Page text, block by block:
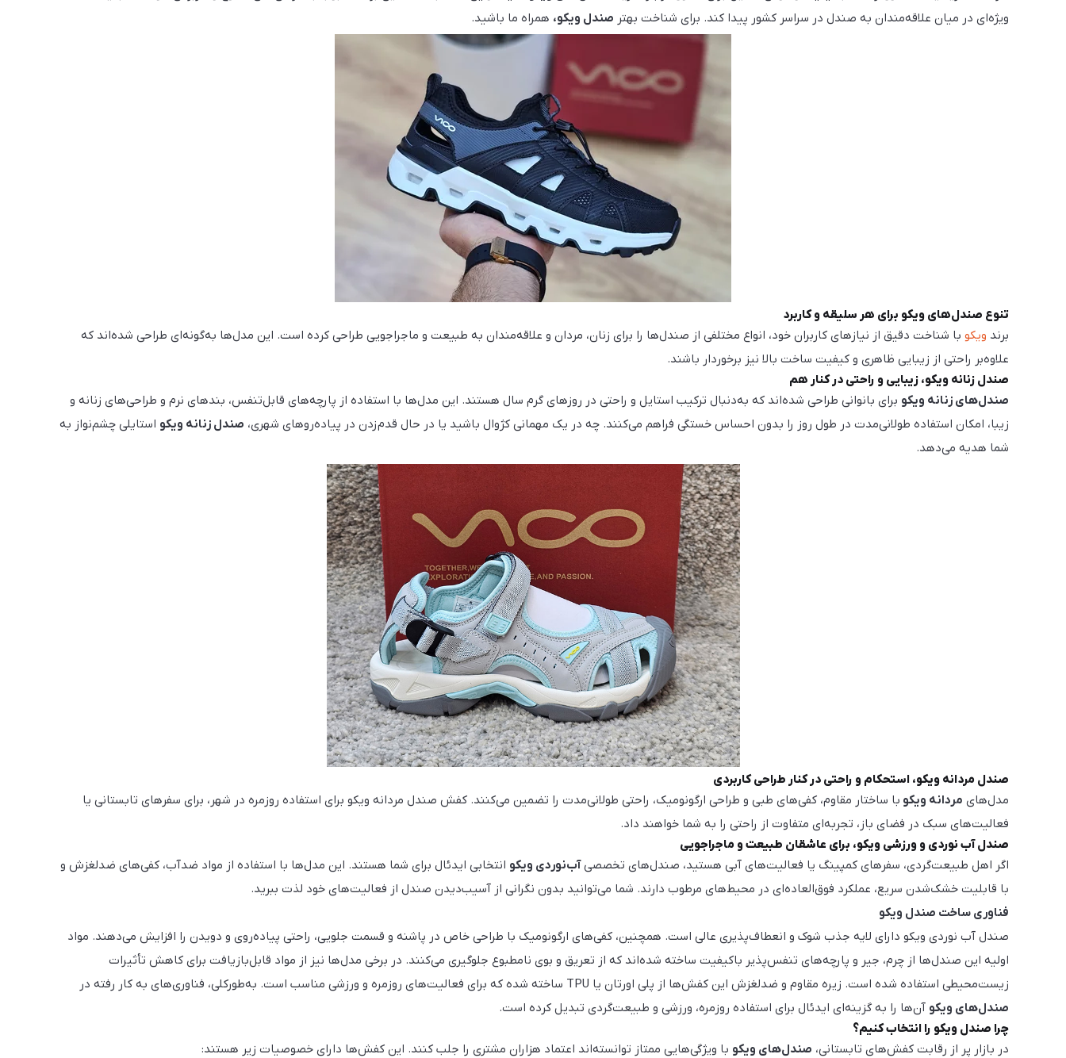
ویژه‌ای در میان علاقه‌مندان به صندل در سراسر کشور پیدا کند. برای شناخت بهتر صندل ویکو، همراه ما باشید.
تنوع صندل‌های ویکو برای هر سلیقه و کاربرد
برند ویکو با شناخت دقیق از نیازهای کاربران خود، انواع مختلفی از صندل‌ها را برای زنان، مردان و علاقه‌مندان به طبیعت و ماجراجویی طراحی کرده است. این مدل‌ها به‌گونه‌ای طراحی شده‌اند که
علاوه‌بر راحتی از زیبایی ظاهری و کیفیت ساخت بالا نیز برخوردار باشند.
صندل زنانه ویکو، زیبایی و راحتی در کنار هم
صندل‌های زنانه ویکو برای بانوانی طراحی شده‌اند که به‌دنبال ترکیب استایل و راحتی در روزهای گرم سال هستند. این مدل‌ها با استفاده از پارچه‌های قابل‌تنفس، بندهای نرم و طراحی‌های زنانه و
زیبا، امکان استفاده طولانی‌مدت در طول روز را بدون احساس خستگی فراهم می‌کنند. چه در یک مهمانی کژوال باشید یا در حال قدم‌زدن در پیاده‌روهای شهری، صندل زنانه ویکو استایلی چشم‌نواز به
شما هدیه می‌دهد.
صندل مردانه ویکو، استحکام و راحتی در کنار طراحی کاربردی
مدل‌های مردانه ویکو با ساختار مقاوم، کفی‌های طبی و طراحی ارگونومیک، راحتی طولانی‌مدت را تضمین می‌کنند. کفش صندل مردانه ویکو برای استفاده روزمره در شهر، برای سفرهای تابستانی یا
فعالیت‌های سبک در فضای باز، تجربه‌ای متفاوت از راحتی را به شما خواهند داد.
صندل آب نوردی و ورزشی ویکو، برای عاشقان طبیعت و ماجراجویی
اگر اهل طبیعت‌گردی، سفرهای کمپینگ یا فعالیت‌های آبی هستید، صندل‌های تخصصیآب‌نوردی ویکو انتخابی ایدئال برای شما هستند. این مدل‌ها با استفاده از مواد ضدآب، کفی‌های ضدلغزش و
با قابلیت خشک‌شدن سریع، عملکرد فوق‌العاده‌ای در محیط‌های مرطوب دارند. شما می‌توانید بدون نگرانی از آسیب‌دیدن صندل از فعالیت‌های خود لذت ببرید.
فناوری ساخت صندل ویکو
صندل آب نوردی ویکو دارای لایه جذب شوک و انعطاف‌پذیری عالی است. همچنین، کفی‌های ارگونومیک با طراحی خاص در پاشنه و قسمت جلویی، راحتی پیاده‌روی و دویدن را افزایش می‌دهند. مواد
اولیه این صندل‌ها از چرم، جیر و پارچه‌های تنفس‌پذیر باکیفیت ساخته شده‌اند که از تعریق و بوی نامطبوع جلوگیری می‌کنند. در برخی مدل‌ها نیز از مواد قابل‌بازیافت برای کاهش تأثیرات
زیست‌محیطی استفاده شده است. زیره مقاوم و ضدلغزش این کفش‌ها از پلی اورتان یا TPU ساخته شده که برای فعالیت‌های روزمره و ورزشی مناسب است. به‌طورکلی، فناوری‌های به کار رفته در
صندل‌های ویکو آن‌ها را به گزینه‌ای ایدئال برای استفاده روزمره، ورزشی و طبیعت‌گردی تبدیل کرده است.
چرا صندل ویکو را انتخاب کنیم؟
در بازار پر از رقابت کفش‌های تابستانی، صندل‌های ویکو با ویژگی‌هایی ممتاز توانسته‌اند اعتماد هزاران مشتری را جلب کنند. این کفش‌ها دارای خصوصیات زیر هستند: